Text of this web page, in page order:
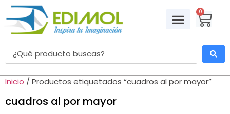
0
Inicio / Productos etiquetados “cuadros al por mayor”
cuadros al por mayor